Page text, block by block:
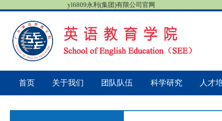
yl6809永利(集团)有限公司官网
首页 关于我们 团队队伍 科学研究 人才